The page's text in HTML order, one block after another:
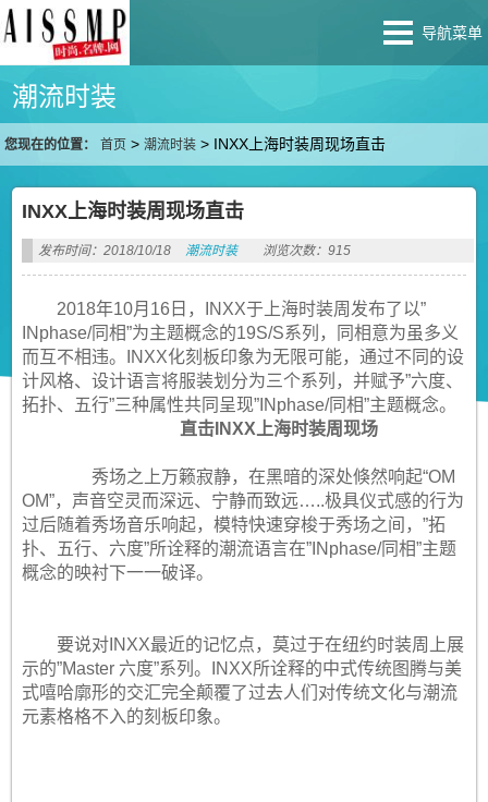
导航菜单
潮流时装
您现在的位置： 首页 >潮流时装 > INXX上海时装周现场直击
INXX上海时装周现场直击
发布时间：2018/10/18 潮流时装 浏览次数：915
2018年10月16日，INXX于上海时装周发布了以”
INphase/同相”为主题概念的19S/S系列，同相意为虽多义
而互不相违。INXX化刻板印象为无限可能，通过不同的设
计风格、设计语言将服装划分为三个系列，并赋予”六度、
拓扑、五行”三种属性共同呈现”INphase/同相”主题概念。
直击INXX上海时装周现场
秀场之上万籁寂静，在黑暗的深处倏然响起“OM
OM”，声音空灵而深远、宁静而致远…..极具仪式感的行为
过后随着秀场音乐响起，模特快速穿梭于秀场之间，”拓
扑、五行、六度”所诠释的潮流语言在”INphase/同相”主题
概念的映衬下一一破译。
要说对INXX最近的记忆点，莫过于在纽约时装周上展
示的”Master 六度”系列。INXX所诠释的中式传统图腾与美
式嘻哈廓形的交汇完全颠覆了过去人们对传统文化与潮流
元素格格不入的刻板印象。